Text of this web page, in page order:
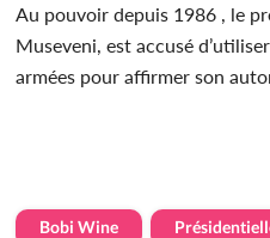
Au pouvoir depuis 1986 , le
Museveni, est accusé
armées pour affirmer son
Bobi Wine